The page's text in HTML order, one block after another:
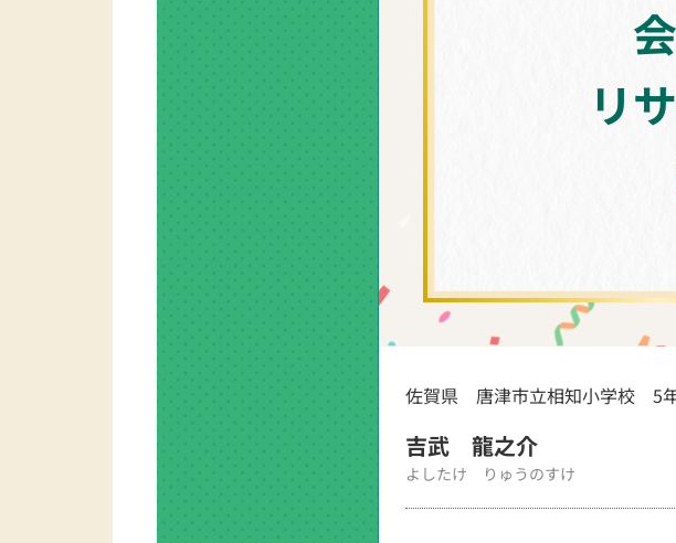
リ
佐賀県 唐津市立相知小学校 5
吉武 龍之介
よしたけ りゅうのすけ